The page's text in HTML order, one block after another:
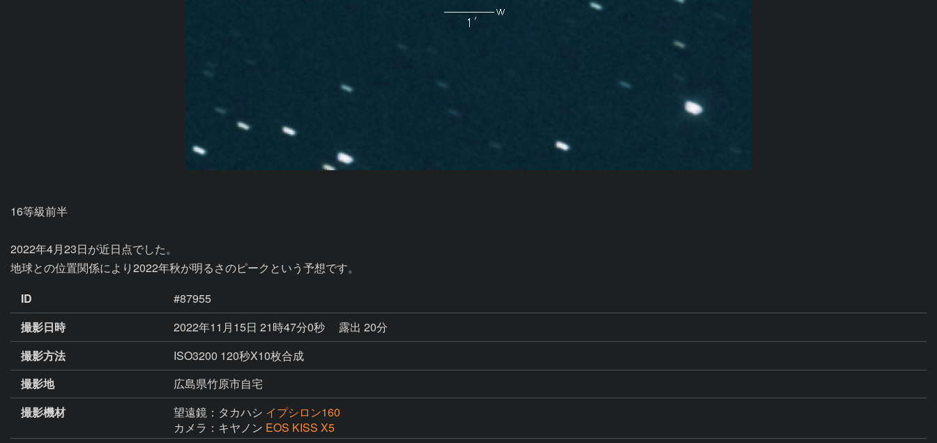
16等級前半
2022年4月23日が近日点でした。
地球との位置関係により2022年秋が明るさのピークという予想です。
ID
#87955
撮影日時
2022年11月15日 21時47分0秒
露出 20分
撮影方法
ISO3200 120秒X10枚合成
撮影地
広島県竹原市自宅
撮影機材
望遠鏡：タカハシ イプシロン160
カメラ：キヤノン EOS KISS X5